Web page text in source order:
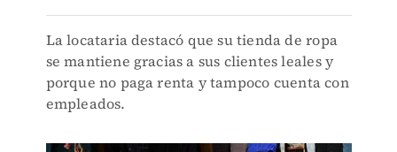
La locataria destacó que su tienda de ropa
se mantiene gracias a sus clientes leales y
porque no paga renta y tampoco cuenta con
empleados.